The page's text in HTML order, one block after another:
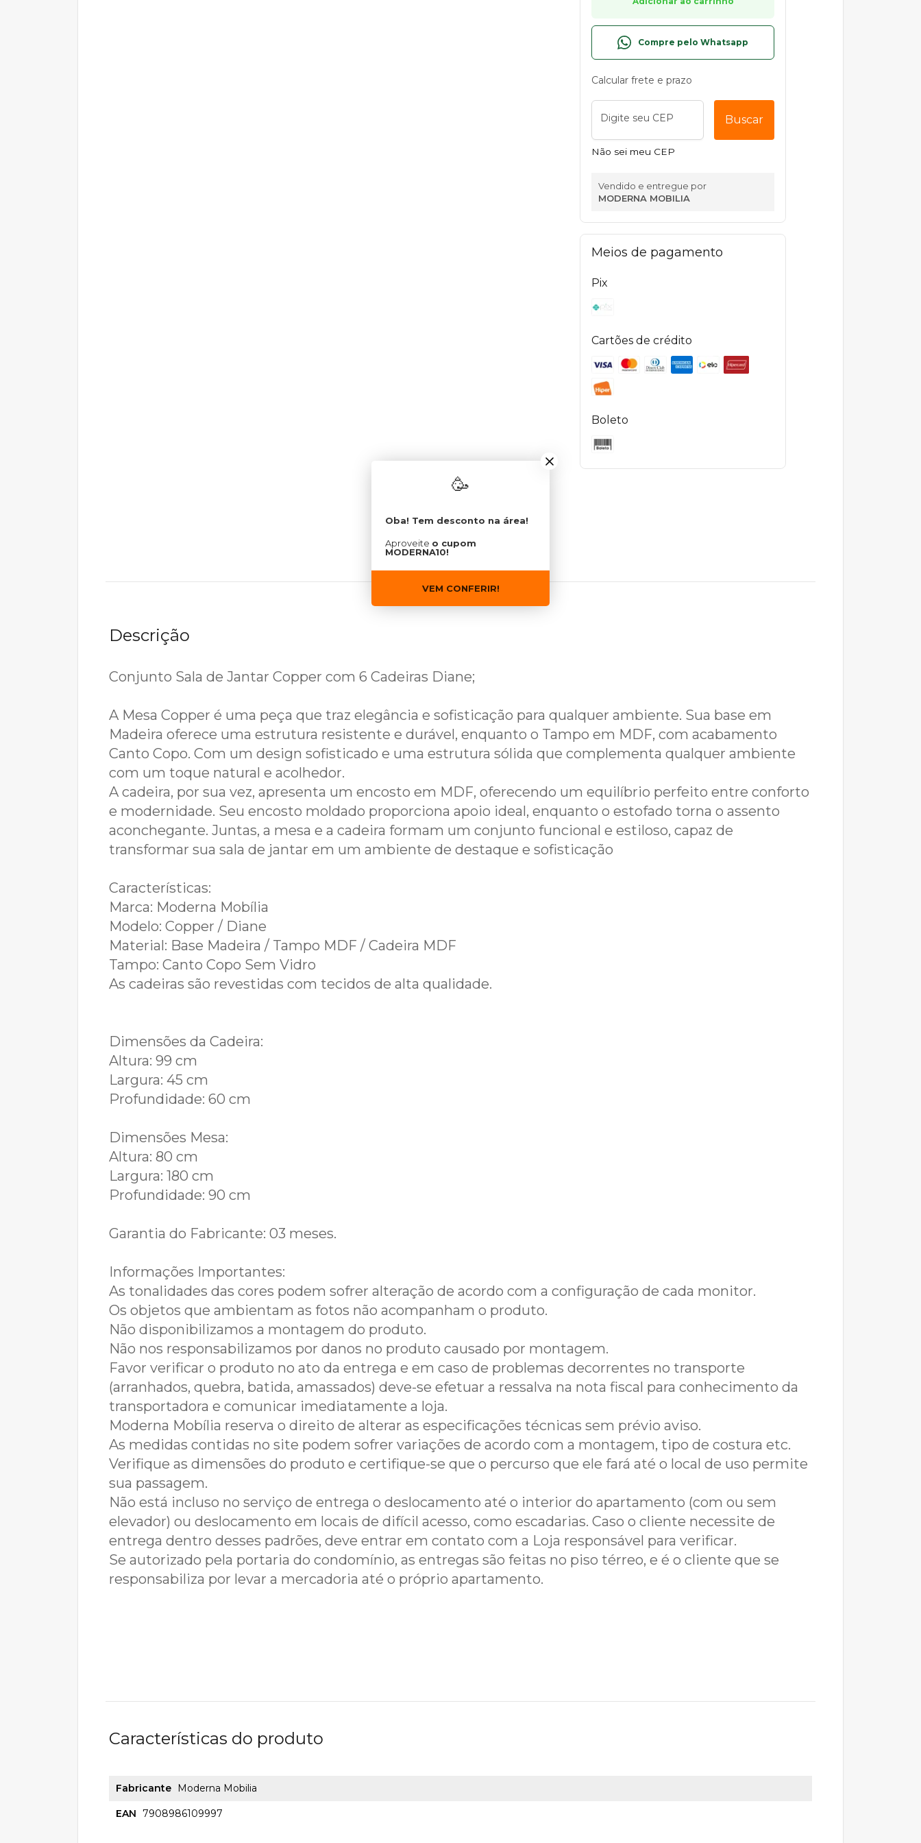
Compre pelo Whatsapp
Calcular frete e prazo
Digite seu CEP Buscar
Não sei meu CEP
Vendido e entregue por
MODERNA MOBILIA
Meios de pagamento
Pix
Cartões de crédito
Boleto
Descrição
Conjunto Sala de Jantar Copper com 6 Cadeiras Diane;
A Mesa Copper é uma peça que traz elegância e sofisticação para qualquer ambiente. Sua base em
Madeira oferece uma estrutura resistente e durável, enquanto o Tampo em MDF, com acabamento
Canto Copo. Com um design sofisticado e uma estrutura sólida que complementa qualquer ambiente
com um toque natural e acolhedor.
A cadeira, por sua vez, apresenta um encosto em MDF, oferecendo um equilíbrio perfeito entre conforto
e modernidade. Seu encosto moldado proporciona apoio ideal, enquanto o estofado torna o assento
aconchegante. Juntas, a mesa e a cadeira formam um conjunto funcional e estiloso, capaz de
transformar sua sala de jantar em um ambiente de destaque e sofisticação
Características:
Marca: Moderna Mobília
Modelo: Copper / Diane
Material: Base Madeira / Tampo MDF / Cadeira MDF
Tampo: Canto Copo Sem Vidro
As cadeiras são revestidas com tecidos de alta qualidade.
Dimensões da Cadeira:
Altura: 99 cm
Largura: 45 cm
Profundidade: 60 cm
Dimensões Mesa:
Altura: 80 cm
Largura: 180 cm
Profundidade: 90 cm
Garantia do Fabricante: 03 meses.
Informações Importantes:
As tonalidades das cores podem sofrer alteração de acordo com a configuração de cada monitor.
Os objetos que ambientam as fotos não acompanham o produto.
Não disponibilizamos a montagem do produto.
Não nos responsabilizamos por danos no produto causado por montagem.
Favor verificar o produto no ato da entrega e em caso de problemas decorrentes no transporte
(arranhados, quebra, batida, amassados) deve-se efetuar a ressalva na nota fiscal para conhecimento da
transportadora e comunicar imediatamente a loja.
Moderna Mobília reserva o direito de alterar as especificações técnicas sem prévio aviso.
As medidas contidas no site podem sofrer variações de acordo com a montagem, tipo de costura etc.
Verifique as dimensões do produto e certifique-se que o percurso que ele fará até o local de uso permite
sua passagem.
Não está incluso no serviço de entrega o deslocamento até o interior do apartamento (com ou sem
elevador) ou deslocamento em locais de difícil acesso, como escadarias. Caso o cliente necessite de
entrega dentro desses padrões, deve entrar em contato com a Loja responsável para verificar.
Se autorizado pela portaria do condomínio, as entregas são feitas no piso térreo, e é o cliente que se
responsabiliza por levar a mercadoria até o próprio apartamento.
Características do produto
Fabricante Moderna Mobilia
EAN 7908986109997
🥳
Oba! Tem desconto na área!
Aproveite o cupom
MODERNA10!
VEM CONFERIR!